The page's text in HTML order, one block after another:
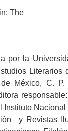
The
la
Literarios
México, C.
y Revistas